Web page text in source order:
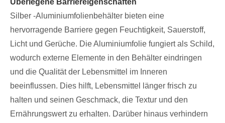
Überlegene Barriereigenschaften
Silber -Aluminiumfolienbehälter bieten eine
hervorragende Barriere gegen Feuchtigkeit, Sauerstoff,
Licht und Gerüche. Die Aluminiumfolie fungiert als Schild,
wodurch externe Elemente in den Behälter eindringen
und die Qualität der Lebensmittel im Inneren
beeinflussen. Dies hilft, Lebensmittel länger frisch zu
halten und seinen Geschmack, die Textur und den
Ernährungswert zu erhalten. Darüber hinaus verhindern